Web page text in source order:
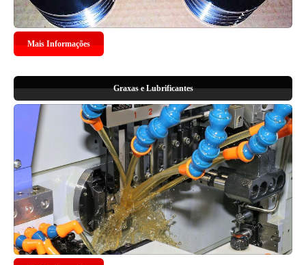
Mais Informações
Graxas e Lubrificantes